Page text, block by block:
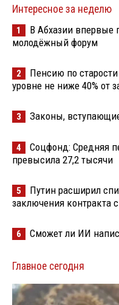
Интересное за неделю
1
В Абхазии впервые
молодёжный форум
2
Пенсию по
уровне не ниже 40% от
3 Законы,
4
Соцфонд: Средняя
превысила 27,2 тысячи
5
Путин расширил
заключения контракта
6 Сможет ли ИИ
Главное сегодня